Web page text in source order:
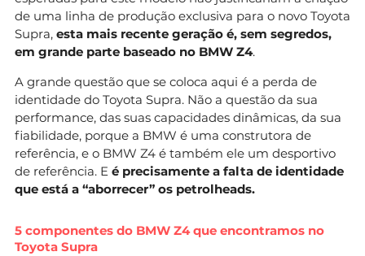
de uma linha de produção exclusiva para o novo Toyota
Supra, esta mais recente geração é, sem segredos,
em grande parte baseado no BMW Z4.
A grande questão que se coloca aqui é a perda de
identidade do Toyota Supra. Não a questão da sua
performance, das suas capacidades dinâmicas, da sua
fiabilidade, porque a BMW é uma construtora de
referência, e o BMW Z4 é também ele um desportivo
de referência. E é precisamente a falta de identidade
que está a “aborrecer” os petrolheads.
5 componentes do BMW Z4 que encontramos no
Toyota Supra